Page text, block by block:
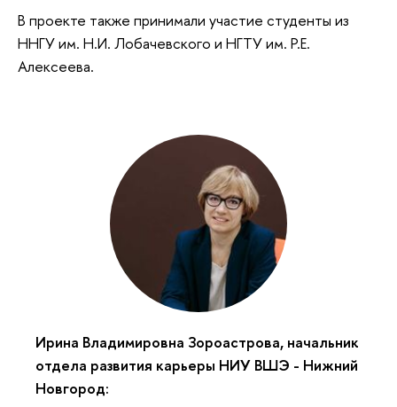
В проекте также принимали участие студенты из
ННГУ им. Н.И. Лобачевского и НГТУ им. Р.Е.
Алексеева.
Ирина Владимировна Зороастрова, начальник
отдела развития карьеры НИУ ВШЭ - Нижний
Новгород: